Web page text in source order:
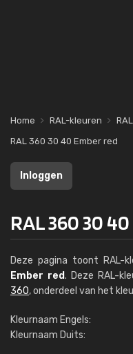
Home RAL-kleuren
RAL 360 30 40 Ember red
Inloggen
RAL 360 30
Deze pagina toont RAL-
Ember red. Deze RAL-
360, onderdeel van het
Kleurnaam Engels:
Kleurnaam Duits: